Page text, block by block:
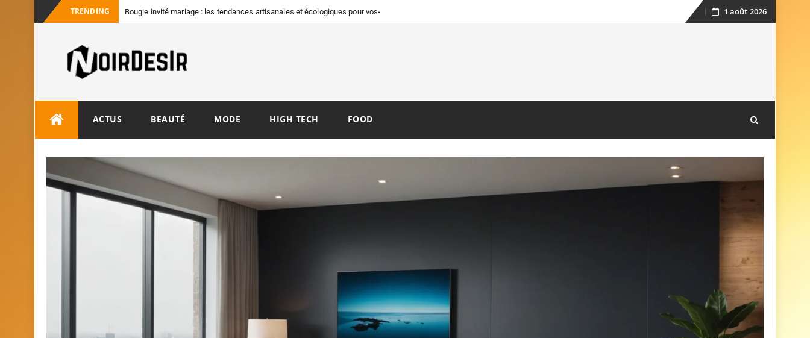
TRENDING Bougie invité mariage : les tendances artisanales et écologiques pour vos 1 août 2026
ACTUS BEAUTÉ MODE HIGH TECH FOOD